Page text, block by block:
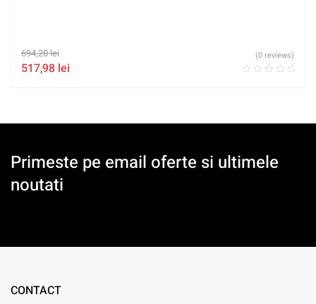
694,20lei
517,98 lei
(0 reviews)
Primeste pe email oferte si ultimele
noutati
CONTACT